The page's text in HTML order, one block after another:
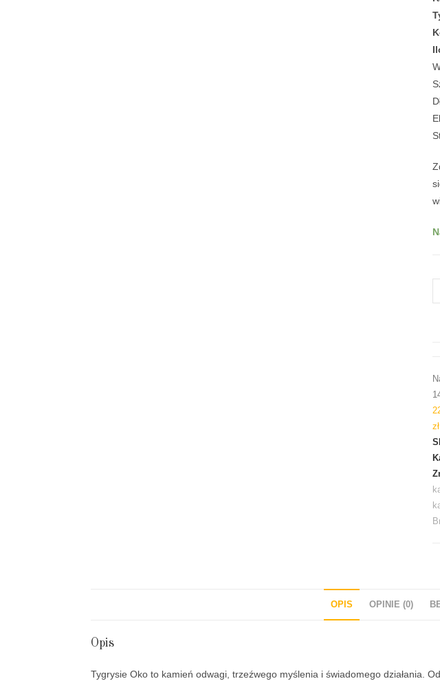
zł
OPIS OPINIE (0)
Opis
Tygrysie Oko to kamień odwagi, trzeźwego myślenia i świadomego działania.